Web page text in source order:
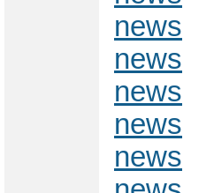
news
news
news
news
news